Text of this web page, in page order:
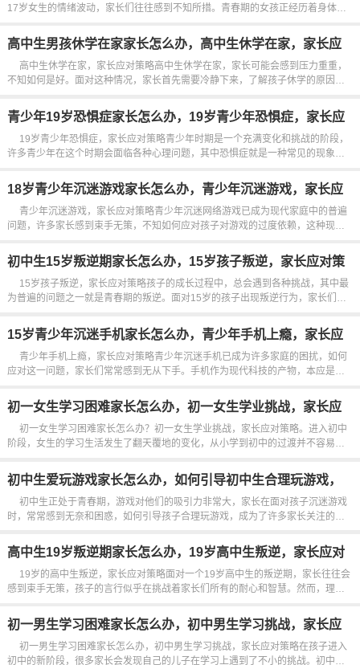
17岁女生的情绪波动，家长们往往感到不知所措。青春期的女孩正经历着身体和
给予支持，帮助女儿平稳度过这个敏感阶段呢？理解和接受是关...
高中生男孩休学在家家长怎么办，高中生休学在家，家长应
对策略
高中生休学在家，家长应对策略高中生休学在家，家长可能会感到压力重重，
不知如何是好。面对这种情况，家长首先需要冷静下来，了解孩子休学的原因，
了具体原因，家长才能制定出合适的应对策略。家长需要保持与孩子的沟通，了
解...
青少年19岁恐惧症家长怎么办，19岁青少年恐惧症，家长应
对策略
19岁青少年恐惧症，家长应对策略青少年时期是一个充满变化和挑战的阶段，
许多青少年在这个时期会面临各种心理问题，其中恐惧症就是一种常见的现象。
惧，这种恐惧会严重影响青少年的日常生活和心理健康。对于19...
18岁青少年沉迷游戏家长怎么办，青少年沉迷游戏，家长应
对策略
青少年沉迷游戏，家长应对策略青少年沉迷网络游戏已成为现代家庭中的普遍
问题，许多家长感到束手无策，不知如何应对孩子对游戏的过度依赖，这种现象
时，如何采取有效的策略显得尤为重要。沟通是解决问题的第一步，家长需要与...
初中生15岁叛逆期家长怎么办，15岁孩子叛逆，家长应对策
15岁孩子叛逆，家长应对策略孩子的成长过程中，总会遇到各种挑战，其中最
为普遍的问题之一就是青春期的叛逆。面对15岁的孩子出现叛逆行为，家长们常
需要理解叛逆行为背后的原因。青春期是孩子们自我认同和独立意识逐渐...
15岁青少年沉迷手机家长怎么办，青少年手机上瘾，家长应
对策略
青少年手机上瘾，家长应对策略青少年沉迷手机已成为许多家庭的困扰，如何
应对这一问题，家长们常常感到无从下手。手机作为现代科技的产物，本应是学
脱这种依赖。家长需要认识到，手...
初一女生学习困难家长怎么办，初一女生学业挑战，家长应
对策略
初一女生学习困难家长怎么办？初一女生学业挑战，家长应对策略。进入初中
阶段，女生的学习生活发生了翻天覆地的变化，从小学到初中的过渡并不容易，
在...
初中生爱玩游戏家长怎么办，如何引导初中生合理玩游戏，
家长应对策略
初中生正处于青春期，游戏对他们的吸引力非常大，家长在面对孩子沉迷游戏
时，常常感到无奈和困惑，如何引导孩子合理玩游戏，成为了许多家长关注的话
多孩子通过游戏与朋友互动，建立友谊，家长可以尝试与孩子一起玩游戏，了解
他们...
高中生19岁叛逆期家长怎么办，19岁高中生叛逆，家长应对
策略
19岁的高中生叛逆，家长应对策略面对一个19岁高中生的叛逆期，家长往往会
感到束手无策，孩子的言行似乎在挑战着家长们所有的耐心和智慧。然而，理解
期。理解叛逆期。叛逆期在青少年的成长过程中是不可避免的，这是一个自...
初一男生学习困难家长怎么办，初中男生学习挑战，家长应
对策略
初一男生学习困难家长怎么办，初中男生学习挑战，家长应对策略在孩子进入
初中的新阶段，很多家长会发现自己的儿子在学习上遇到了不小的挑战。初中阶